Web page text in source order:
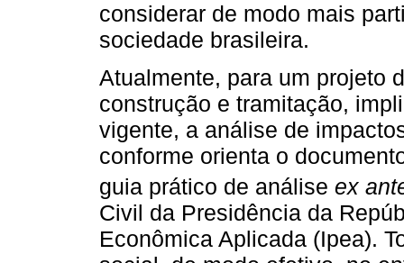
considerar de modo mais
sociedade brasileira.
Atualmente, para um projeto
construção e tramitação,
vigente, a análise de
conforme orienta o
guia prático de análise ex
Civil da Presidência da
Econômica Aplicada (Ipea).